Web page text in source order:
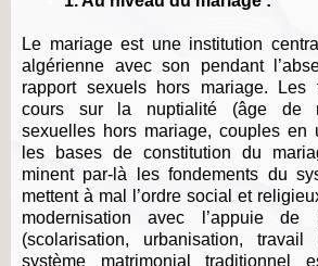
Le mariage est une institution
algérienne avec son pendant
rapport sexuels hors mariage. Les
cours sur la nuptialité (âge de
sexuelles hors mariage, couples en
les bases de constitution du
minent par-là les fondements du
mettent à mal l’ordre social et
modernisation avec l’appuie de
(scolarisation, urbanisation,
système matrimonial traditionnel